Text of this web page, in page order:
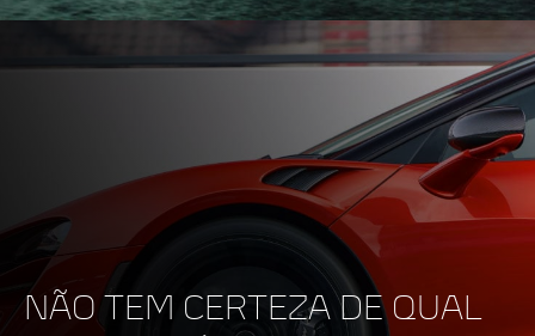
(138 mph)
19.0 s @ 279 km/h
(173 mph)
NÃO TEM CERTEZA DE QUAL